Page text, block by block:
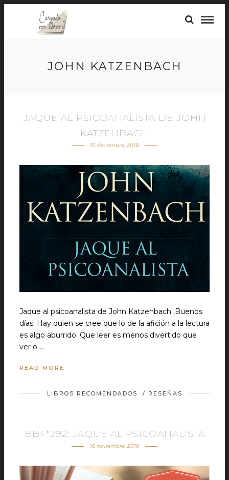
JOHN KATZENBACH
JAQUE AL PSICOANALISTA DE JOHN
KATZENBACH
10 diciembre, 2018
Jaque al psicoanalista de John Katzenbach ¡Buenos
días! Hay quien se cree que lo de la afición a la lectura
es algo aburrido. Que leer es menos divertido que
ver o …
READ MORE
LIBROS RECOMENDADOS / RESEÑAS
BBF*292: JAQUE AL PSICOANALISTA
16 noviembre, 2018